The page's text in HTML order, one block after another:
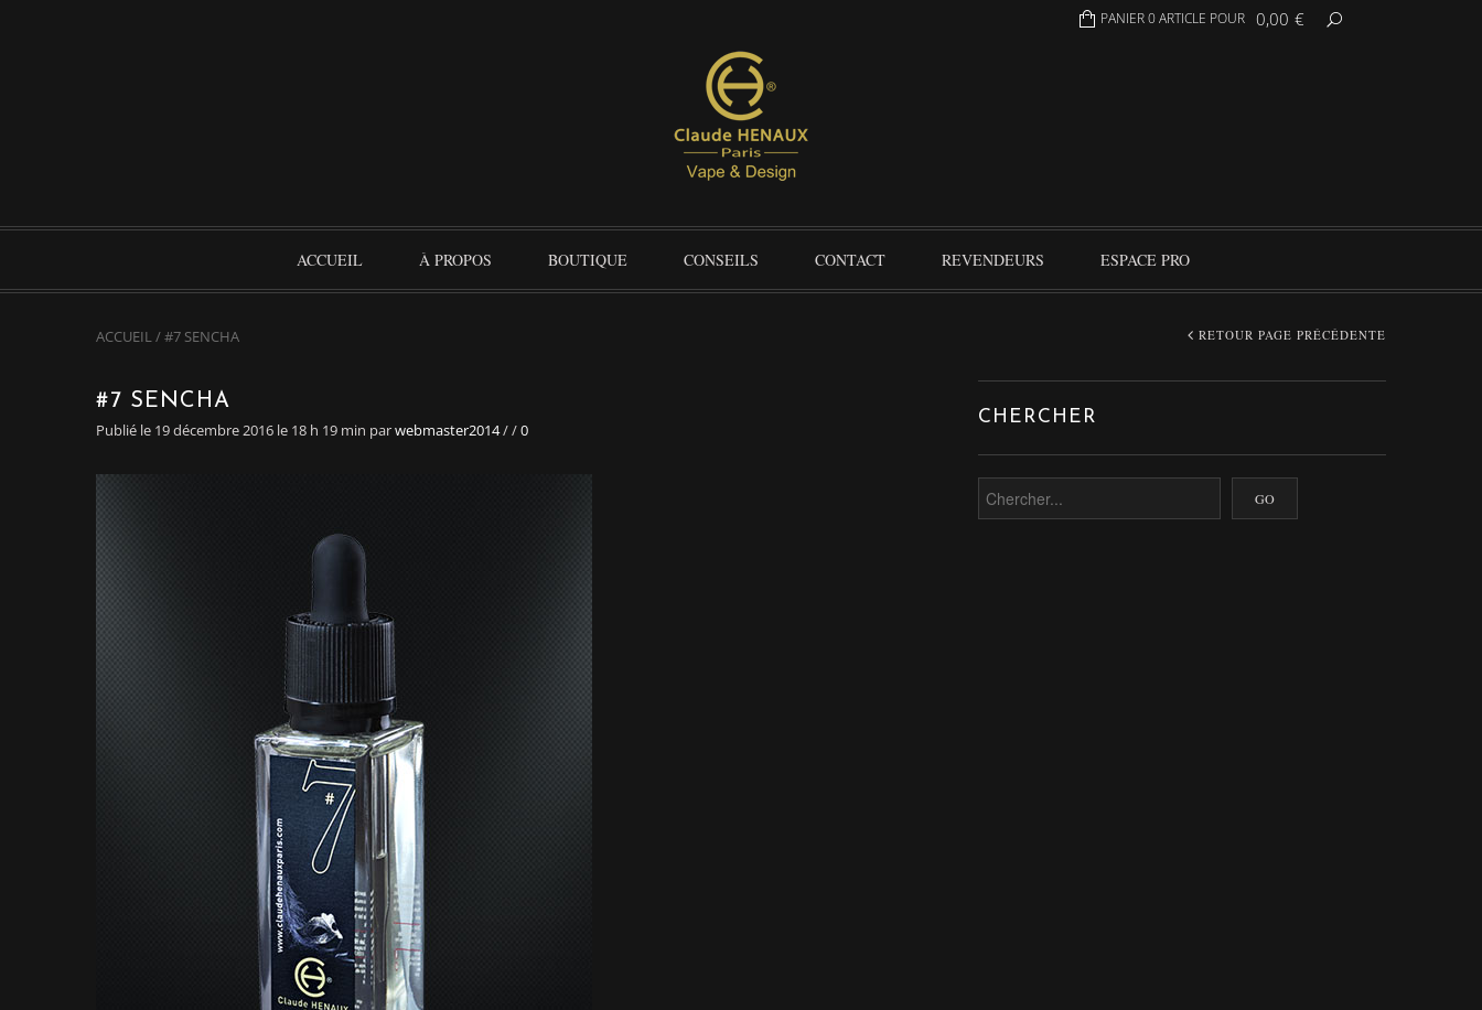
PANIER 0 ARTICLE POUR 0,00 €
ACCUEIL À PROPOS BOUTIQUE CONSEILS CONTACT REVENDEURS ESPACE PRO
ACCUEIL/#7 SENCHA RETOUR PAGE PRÉCÉDENTE
#7 SENCHA
Publié le 19 décembre 2016 le 18 h 19 min parwebmaster2014//0
CHERCHER